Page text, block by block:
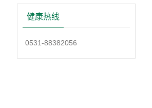
健康热线
0531-88382056